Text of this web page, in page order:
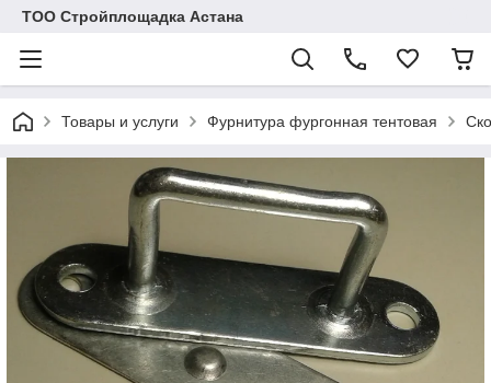
ТОО Стройплощадка Астана
Товары и услуги Фурнитура фургонная тентовая